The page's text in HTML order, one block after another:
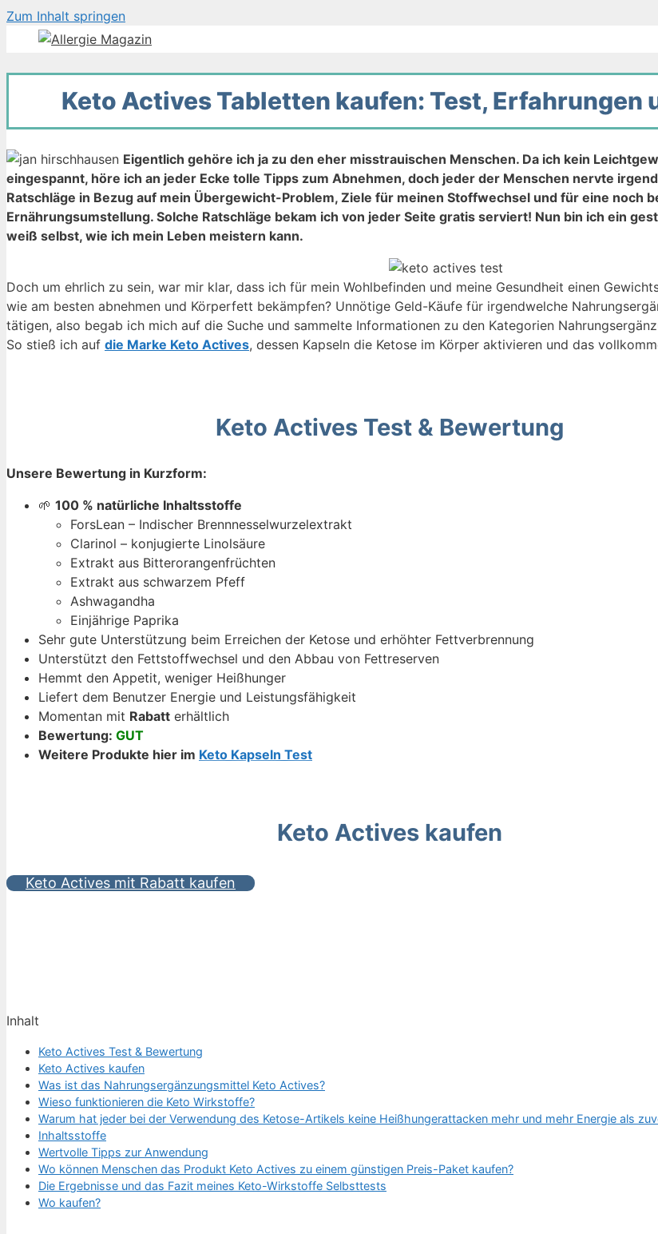
Zum Inhalt springen
Keto Actives Tabletten kaufen: Test, Erfahrungen
Eigentlich gehöre ich ja zu den eher misstrauischen Menschen. Da ich kein
eingespannt, höre ich an jeder Ecke tolle Tipps zum Abnehmen, doch jeder der Menschen nervte
Ratschläge in Bezug auf mein Übergewicht-Problem, Ziele für meinen Stoffwechsel und für eine noch
Ernährungsumstellung. Solche Ratschläge bekam ich von jeder Seite gratis serviert! Nun bin ich ein
weiß selbst, wie ich mein Leben meistern kann.
Doch um ehrlich zu sein, war mir klar, dass ich für mein Wohlbefinden und meine Gesundheit einen
wie am besten abnehmen und Körperfett bekämpfen? Unnötige Geld-Käufe für irgendwelche
tätigen, also begab ich mich auf die Suche und sammelte Informationen zu den Kategorien
So stieß ich auf die Marke Keto Actives, dessen Kapseln die Ketose im Körper aktivieren und das
Keto Actives Test & Bewertung
Unsere Bewertung in Kurzform:
🌱 100 % natürliche Inhaltsstoffe
ForsLean – Indischer Brennnesselwurzelextrakt
Clarinol – konjugierte Linolsäure
Extrakt aus Bitterorangenfrüchten
Extrakt aus schwarzem Pfeff
Ashwagandha
Einjährige Paprika
Sehr gute Unterstützung beim Erreichen der Ketose und erhöhter Fettverbrennung
Unterstützt den Fettstoffwechsel und den Abbau von Fettreserven
Hemmt den Appetit, weniger Heißhunger
Liefert dem Benutzer Energie und Leistungsfähigkeit
Momentan mit Rabatt erhältlich
Bewertung: GUT
Weitere Produkte hier im Keto Kapseln Test
Keto Actives kaufen
Keto Actives mit Rabatt kaufen
Inhalt
Keto Actives Test & Bewertung
Keto Actives kaufen
Was ist das Nahrungsergänzungsmittel Keto Actives?
Wieso funktionieren die Keto Wirkstoffe?
Warum hat jeder bei der Verwendung des Ketose-Artikels keine Heißhungerattacken mehr und mehr Energie als
Inhaltsstoffe
Wertvolle Tipps zur Anwendung
Wo können Menschen das Produkt Keto Actives zu einem günstigen Preis-Paket kaufen?
Die Ergebnisse und das Fazit meines Keto-Wirkstoffe Selbsttests
Wo kaufen?